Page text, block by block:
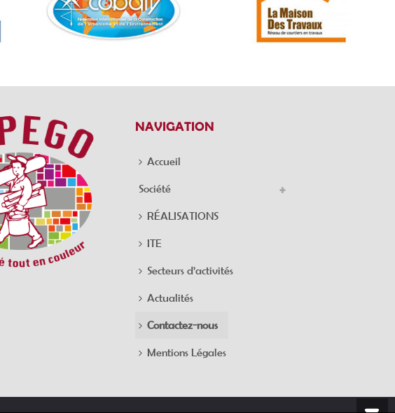
NAVIGATION
Accueil
Société
RÉALISATIONS
ITE
Secteurs d’activités
Actualités
Contactez-nous
Mentions Légales